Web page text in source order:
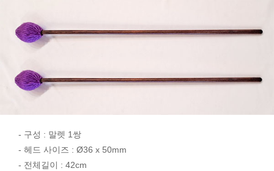
- 구성 : 말렛 1쌍
- 헤드 사이즈 : Ø36 x 50mm
- 전체길이 : 42cm